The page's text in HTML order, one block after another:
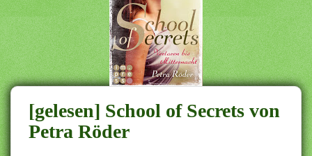
[gelesen] School of Secrets von
Petra Röder